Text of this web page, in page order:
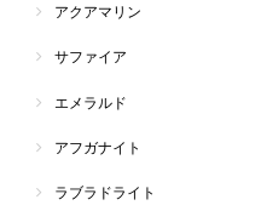
アクアマリン
サファイア
エメラルド
アフガナイト
ラブラドライト